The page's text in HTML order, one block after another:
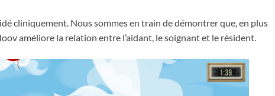
cliniquement. Nous sommes en train de démontrer que, en plus
améliore la relation entre l’aidant, le soignant et le résident.